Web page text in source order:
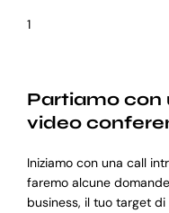
1
Partiamo con
video
Iniziamo con una call
faremo alcune
business, il tuo target